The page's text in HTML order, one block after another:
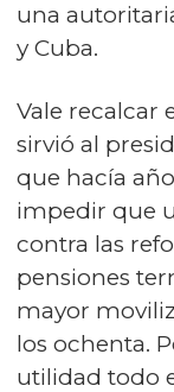
una
y Cuba.
Vale recalcar
sirvió al
que hacía
impedir que
contra las
pensiones
mayor
los ochenta.
utilidad todo